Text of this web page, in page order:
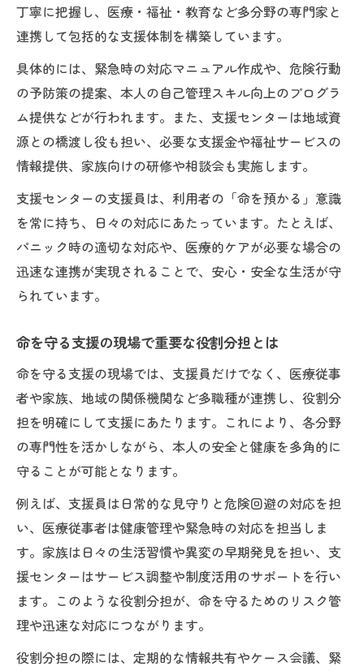
丁寧に把握し、医療・福祉・教育など多分野の専門家と
連携して包括的な支援体制を構築しています。
具体的には、緊急時の対応マニュアル作成や、危険行動
の予防策の提案、本人の自己管理スキル向上のプログラ
ム提供などが行われます。また、支援センターは地域資
源との橋渡し役も担い、必要な支援金や福祉サービスの
情報提供、家族向けの研修や相談会も実施します。
支援センターの支援員は、利用者の「命を預かる」意識
を常に持ち、日々の対応にあたっています。たとえば、
パニック時の適切な対応や、医療的ケアが必要な場合の
迅速な連携が実現されることで、安心・安全な生活が守
られています。
命を守る支援の現場で重要な役割分担とは
命を守る支援の現場では、支援員だけでなく、医療従事
者や家族、地域の関係機関など多職種が連携し、役割分
担を明確にして支援にあたります。これにより、各分野
の専門性を活かしながら、本人の安全と健康を多角的に
守ることが可能となります。
例えば、支援員は日常的な見守りと危険回避の対応を担
い、医療従事者は健康管理や緊急時の対応を担当しま
す。家族は日々の生活習慣や異変の早期発見を担い、支
援センターはサービス調整や制度活用のサポートを行い
ます。このような役割分担が、命を守るためのリスク管
理や迅速な対応につながります。
役割分担の際には、定期的な情報共有やケース会議、緊